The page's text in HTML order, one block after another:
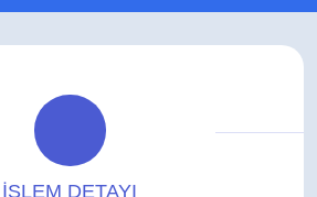
İŞLEM DETAYI